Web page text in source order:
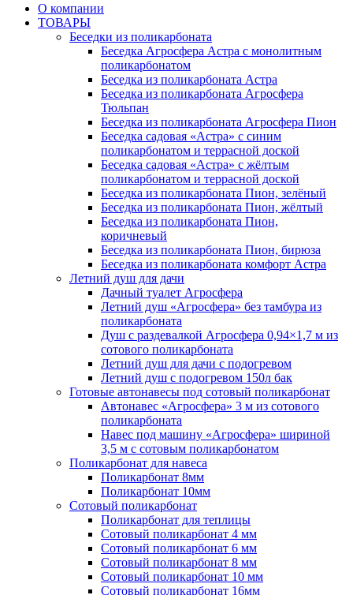
О компании
ТОВАРЫ
Беседки из поликарбоната
Беседка Агросфера Астра с монолитным
поликарбонатом
Беседка из поликарбоната Астра
Беседка из поликарбоната Агросфера
Тюльпан
Беседка из поликарбоната Агросфера Пион
Беседка садовая «Астра» с синим
поликарбонатом и террасной доской
Беседка садовая «Астра» с жёлтым
поликарбонатом и террасной доской
Беседка из поликарбоната Пион, зелёный
Беседка из поликарбоната Пион, жёлтый
Беседка из поликарбоната Пион,
коричневый
Беседка из поликарбоната Пион, бирюза
Беседка из поликарбоната комфорт Астра
Летний душ для дачи
Дачный туалет Агросфера
Летний душ «Агросфера» без тамбура из
поликарбоната
Душ с раздевалкой Агросфера 0,94×1,7 м из
сотового поликарбоната
Летний душ для дачи с подогревом
Летний душ с подогревом 150л бак
Готовые автонавесы под сотовый поликарбонат
Автонавес «Агросфера» 3 м из сотового
поликарбоната
Навес под машину «Агросфера» шириной
3,5 м с сотовым поликарбонатом
Поликарбонат для навеса
Поликарбонат 8мм
Поликарбонат 10мм
Сотовый поликарбонат
Поликарбонат для теплицы
Сотовый поликарбонат 4 мм
Сотовый поликарбонат 6 мм
Сотовый поликарбонат 8 мм
Сотовый поликарбонат 10 мм
Сотовый поликарбонат 16мм